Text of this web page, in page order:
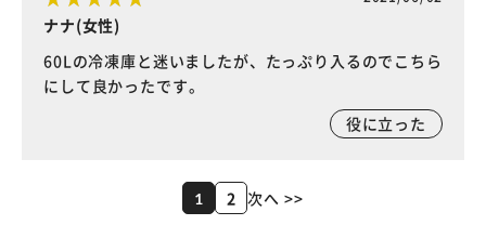
ナナ(女性)
60Lの冷凍庫と迷いましたが、たっぷり入るのでこちら
にして良かったです。
役に立った
1 2 次へ >>